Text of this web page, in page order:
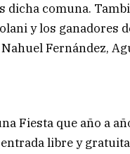
dicha comuna.
y los ganadores
Fernández,
Fiesta que año a
libre y